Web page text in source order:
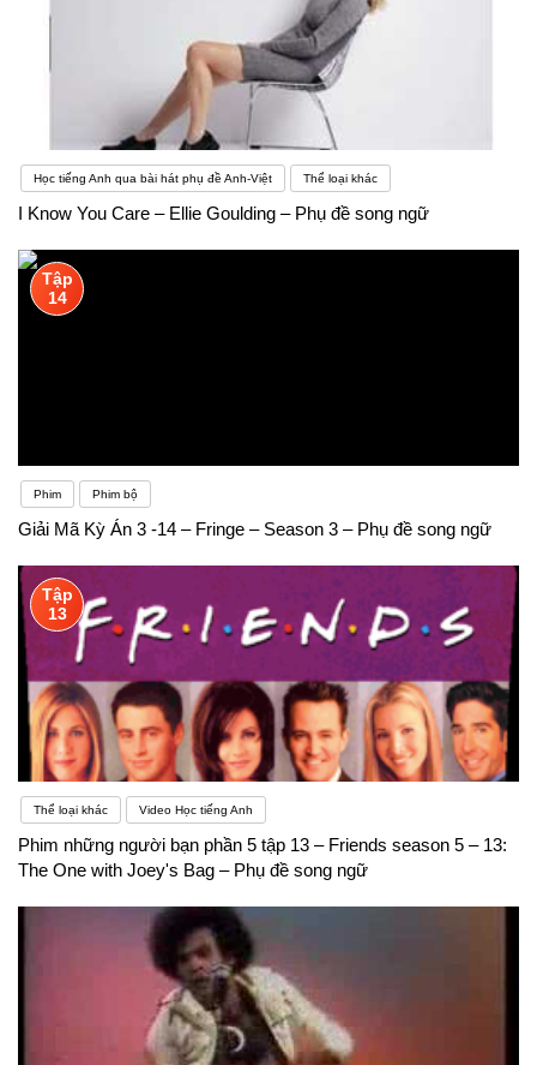
Học tiếng Anh qua bài hát phụ đề Anh-Việt Thể loại khác
I Know You Care – Ellie Goulding – Phụ đề song ngữ
Tập
14
Phim Phim bộ
Giải Mã Kỳ Án 3 -14 – Fringe – Season 3 – Phụ đề song ngữ
Tập
13
Thể loại khác Video Học tiếng Anh
Phim những người bạn phần 5 tập 13 – Friends season 5 – 13:
The One with Joey's Bag – Phụ đề song ngữ